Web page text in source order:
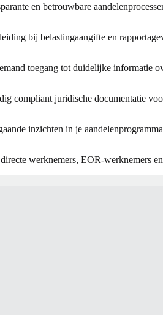
en betrouwbare
bij belastingaangifte en
toegang tot duidelijke informatie
compliant juridische documentatie
inzichten in je aandelenprogramma
werknemers, EOR-werknemers